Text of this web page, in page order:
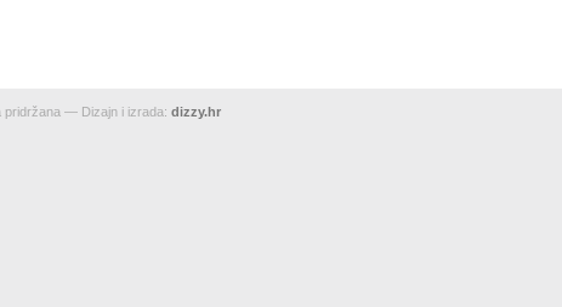
pridržana — Dizajn i izrada: dizzy.hr